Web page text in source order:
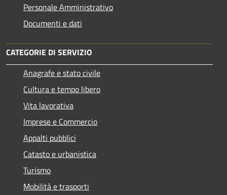
Personale Amministrativo
Documenti e dati
CATEGORIE DI SERVIZIO
Anagrafe e stato civile
Cultura e tempo libero
Vita lavorativa
Imprese e Commercio
Appalti pubblici
Catasto e urbanistica
Turismo
Mobilità e trasporti